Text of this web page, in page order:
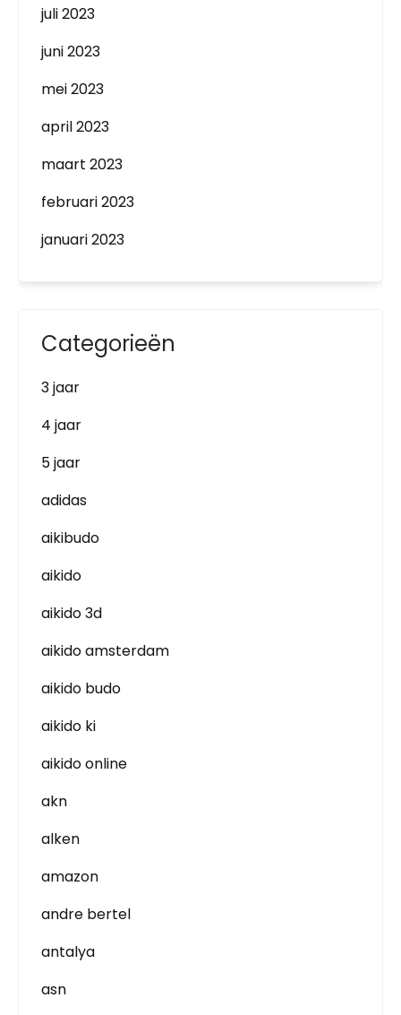
juli 2023
juni 2023
mei 2023
april 2023
maart 2023
februari 2023
januari 2023
Categorieën
3 jaar
4 jaar
5 jaar
adidas
aikibudo
aikido
aikido 3d
aikido amsterdam
aikido budo
aikido ki
aikido online
akn
alken
amazon
andre bertel
antalya
asn